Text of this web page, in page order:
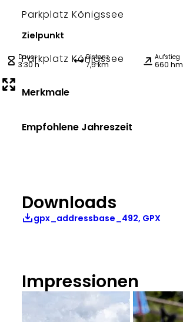
Parkplatz Königssee
Zielpunkt
Parkplatz Königssee
Dauer
3:30 h
Distanz
7,5 km
Aufstieg
660 hm
Merkmale
Empfohlene Jahreszeit
Downloads
gpx_addressbase_492, GPX
Impressionen